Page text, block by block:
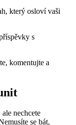
který osloví vaši
s
komentujte a
nechcete
se bát,